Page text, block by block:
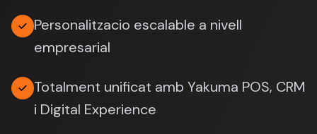
Personalitzacio escalable a nivell
empresarial
Totalment unificat amb Yakuma POS, CRM
i Digital Experience